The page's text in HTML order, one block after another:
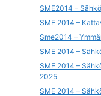
SME2014 –
SME 2014 –
Sme2014 –
SME 2014 –
SME 2014 –
2025
SME 2014 –